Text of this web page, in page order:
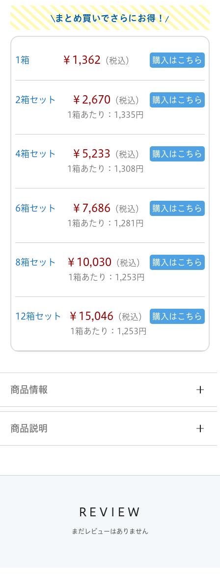
まとめ買いでさらにお得！
1箱 ￥1,362 （税込） 購入はこちら
2箱セット ￥2,670 （税込）
1箱あたり：1,335円
購入はこちら
4箱セット ￥5,233 （税込）
1箱あたり：1,308円
購入はこちら
6箱セット ￥7,686 （税込）
1箱あたり：1,281円
購入はこちら
8箱セット ￥10,030 （税込）
1箱あたり：1,253円
購入はこちら
12箱セット ￥15,046 （税込）
1箱あたり：1,253円
購入はこちら
商品情報
商品説明
REVIEW
まだレビューはありません